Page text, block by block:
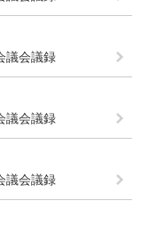
議会議録
議会議録
議会議録